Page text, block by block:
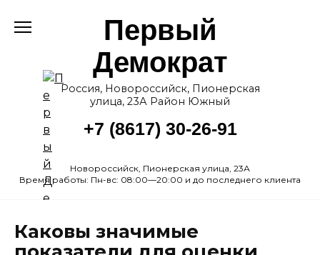
Первый
Демократ
Россия, Новороссийск, Пионерская
улица, 23А Район Южный
+7 (8617) 30-26-91
Новороссийск, Пионерская улица, 23А
Время работы: Пн-вс: 08:00—20:00 и до последнего клиента
Каковы значимые